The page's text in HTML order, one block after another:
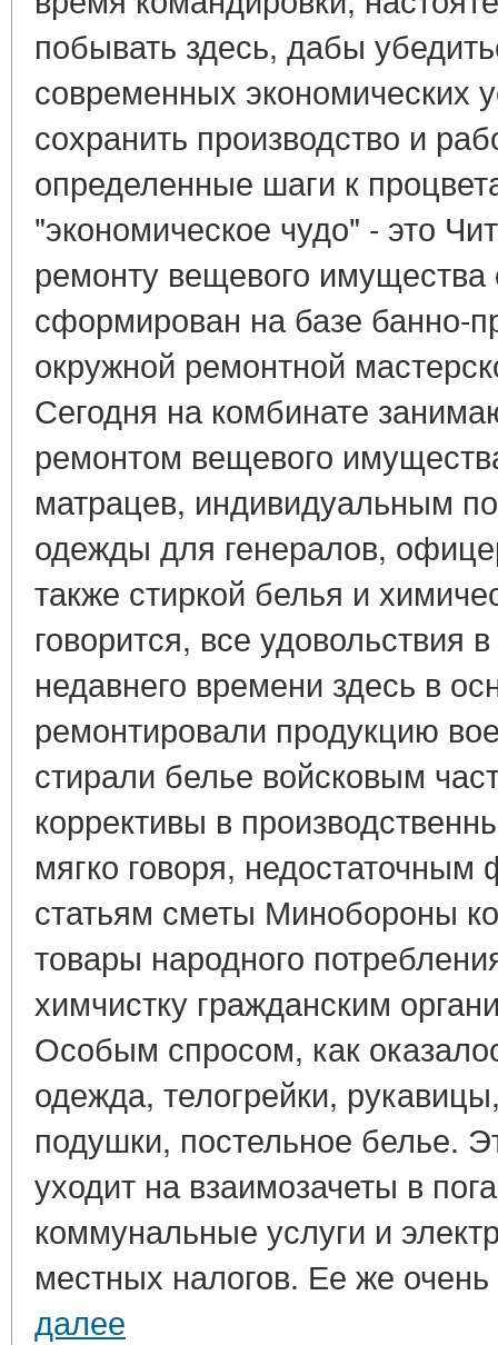
побывать здесь, дабы
современных экономических
сохранить производство и
определенные шаги к
"экономическое чудо" - это
ремонту вещевого имущества
сформирован на базе банно-
окружной ремонтной
Сегодня на комбинате
ремонтом вещевого
матрацев, индивидуальным
одежды для генералов,
также стиркой белья и
говорится, все
недавнего времени здесь в
ремонтировали продукцию
стирали белье войсковым
коррективы в
мягко говоря,
статьям сметы Минобороны
товары народного
химчистку гражданским
Особым спросом, как
одежда, телогрейки,
подушки, постельное белье.
уходит на взаимозачеты в
коммунальные услуги и
местных налогов. Ее же
далее